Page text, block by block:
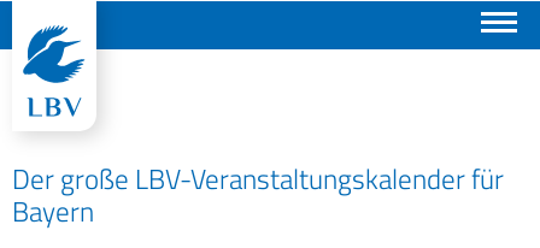
Der große LBV-Veranstaltungskalender für
Bayern